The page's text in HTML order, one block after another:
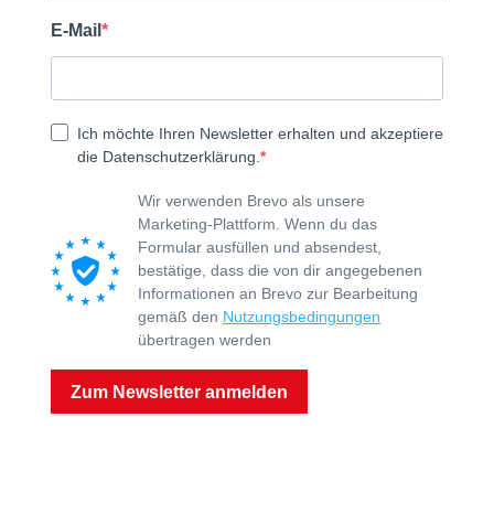
E-Mail
Ich möchte Ihren Newsletter erhalten und akzeptiere
die Datenschutzerklärung.
Wir verwenden Brevo als unsere
Marketing-Plattform. Wenn du das
Formular ausfüllen und absendest,
bestätige, dass die von dir angegebenen
Informationen an Brevo zur Bearbeitung
gemäß den Nutzungsbedingungen
übertragen werden
Zum Newsletter anmelden